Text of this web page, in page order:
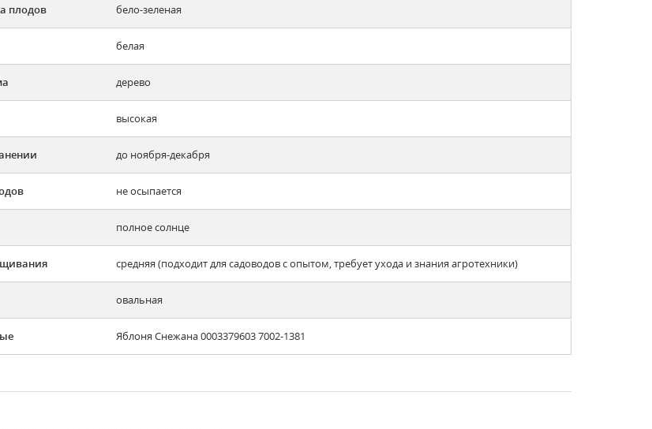
плодов бело-зеленая
белая
дерево
высокая
до ноября-декабря
не осыпается
полное солнце
средняя (подходит для садоводов с опытом, требует ухода и знания агротехники)
овальная
Яблоня Снежана 0003379603 7002-1381